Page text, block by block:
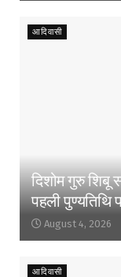
आदिवासी
दिशोम गुरु शिबू
पहली पुण्यतिथि
August 4, 2026
आदिवासी